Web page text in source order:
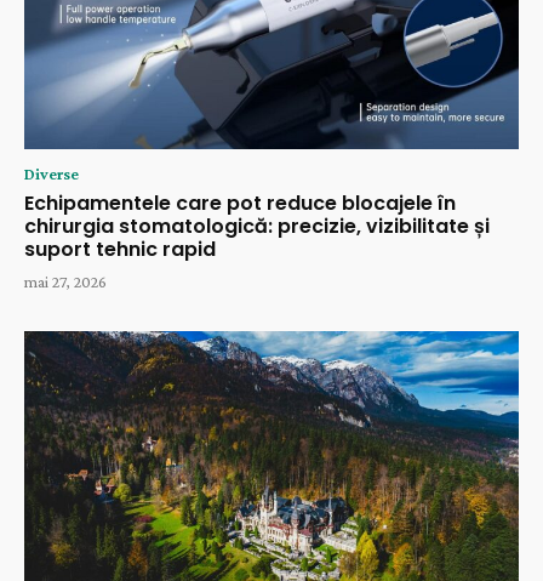
Diverse
Echipamentele care pot reduce blocajele în
chirurgia stomatologică: precizie, vizibilitate și
suport tehnic rapid
mai 27, 2026